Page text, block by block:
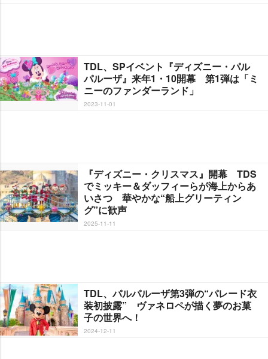
TDL、SPイベント『ディズニー・パル
パルーザ』来年1・10開幕 第1弾は「ミ
ニーのファンダーランド」
2023-11-01
『ディズニー・クリスマス』開幕 TDS
でミッキー＆ダッフィーらが海上からあ
いさつ 華やかな“船上グリーティン
グ”に歓声
2025-11-11
TDL、パルパルーザ第3弾の“パレード衣
装初披露” ヴァネロペが描く夢のお菓
子の世界へ！
2024-12-11